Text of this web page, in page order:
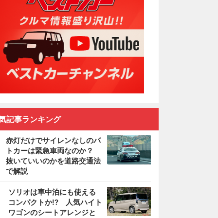
記事ランキング
赤灯だけでサイレンなしのパ
トカーは緊急車両なのか？
抜いていいのかを道路交通法
で解説
ソリオは車中泊にも使える
コンパクトか!? 人気ハイト
ワゴンのシートアレンジと